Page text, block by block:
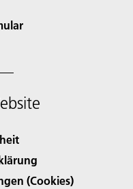
(Cookies)